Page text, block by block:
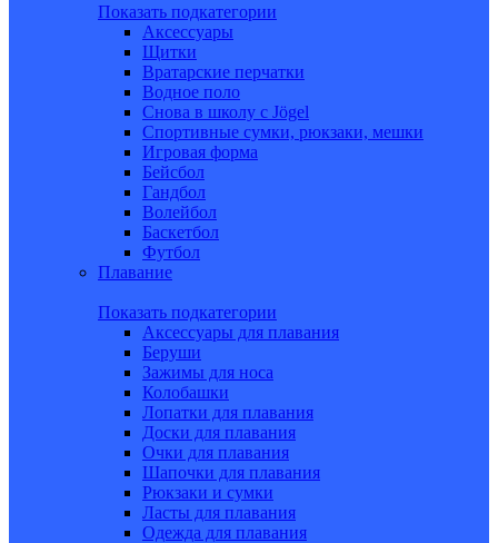
Показать подкатегории
Аксессуары
Щитки
Вратарские перчатки
Водное поло
Снова в школу c Jögel
Спортивные сумки, рюкзаки, мешки
Игровая форма
Бейсбол
Гандбол
Волейбол
Баскетбол
Футбол
Плавание
Показать подкатегории
Аксессуары для плавания
Беруши
Зажимы для носа
Колобашки
Лопатки для плавания
Доски для плавания
Очки для плавания
Шапочки для плавания
Рюкзаки и сумки
Ласты для плавания
Одежда для плавания